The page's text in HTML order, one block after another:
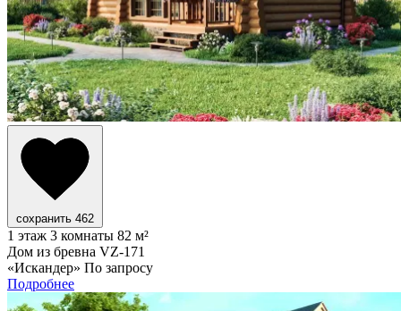
сохранить 462
1 этаж 3 комнаты 82 м²
Дом из бревна VZ-171
«Искандер» По запросу
Подробнее